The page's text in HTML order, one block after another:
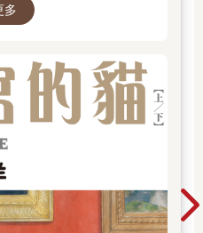
的歷史、珍藏的秘密
多